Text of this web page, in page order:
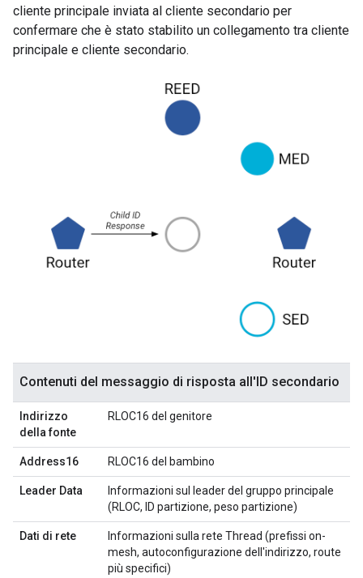
cliente principale inviata al cliente secondario per
confermare che è stato stabilito un collegamento tra cliente
principale e cliente secondario.
Contenuti del messaggio di risposta all'ID secondario
Indirizzo
della fonte
RLOC16 del genitore
Address16 RLOC16 del bambino
Leader Data
Informazioni sul leader del gruppo principale
(RLOC, ID partizione, peso partizione)
Dati di rete
Informazioni sulla rete Thread (prefissi on-
mesh, autoconfigurazione dell'indirizzo, route
più specifici)